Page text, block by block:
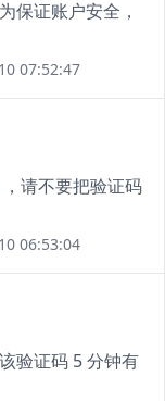
保证账户安全，
07:52:47
请不要把验证码
06:53:04
验证码 5 分钟有